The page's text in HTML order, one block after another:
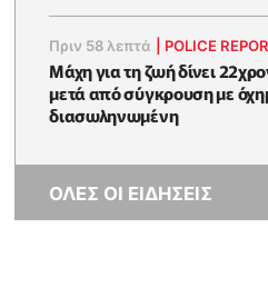
Πριν 58 λεπτά POLICE
Μάχη για τη ζωή δίνει
μετά από σύγκρουση με
διασωληνωμένη
ΟΛΕΣ ΟΙ ΕΙΔΗΣΕΙΣ